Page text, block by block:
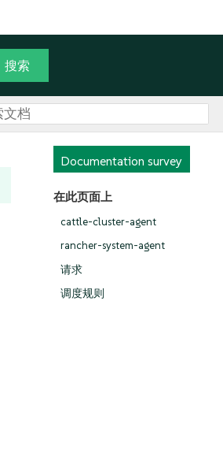
Documentation survey
在此页面上
cattle-cluster-agent
rancher-system-agent
请求
调度规则